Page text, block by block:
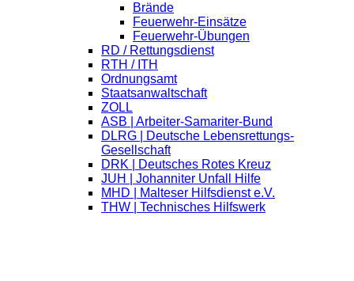
Brände
Feuerwehr-Einsätze
Feuerwehr-Übungen
RD / Rettungsdienst
RTH / ITH
Ordnungsamt
Staatsanwaltschaft
ZOLL
ASB | Arbeiter-Samariter-Bund
DLRG | Deutsche Lebensrettungs-
Gesellschaft
DRK | Deutsches Rotes Kreuz
JUH | Johanniter Unfall Hilfe
MHD | Malteser Hilfsdienst e.V.
THW | Technisches Hilfswerk